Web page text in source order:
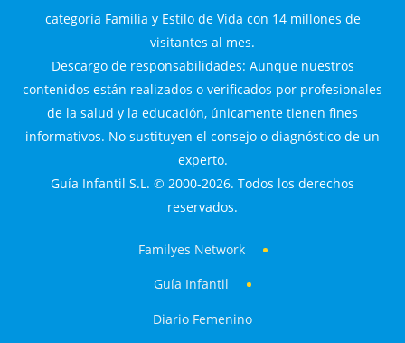
categoría Familia y Estilo de Vida con 14 millones de
visitantes al mes.
Descargo de responsabilidades: Aunque nuestros
contenidos están realizados o verificados por profesionales
de la salud y la educación, únicamente tienen fines
informativos. No sustituyen el consejo o diagnóstico de un
experto.
Guía Infantil S.L. © 2000-2026. Todos los derechos
reservados.
Familyes Network
Guía Infantil
Diario Femenino